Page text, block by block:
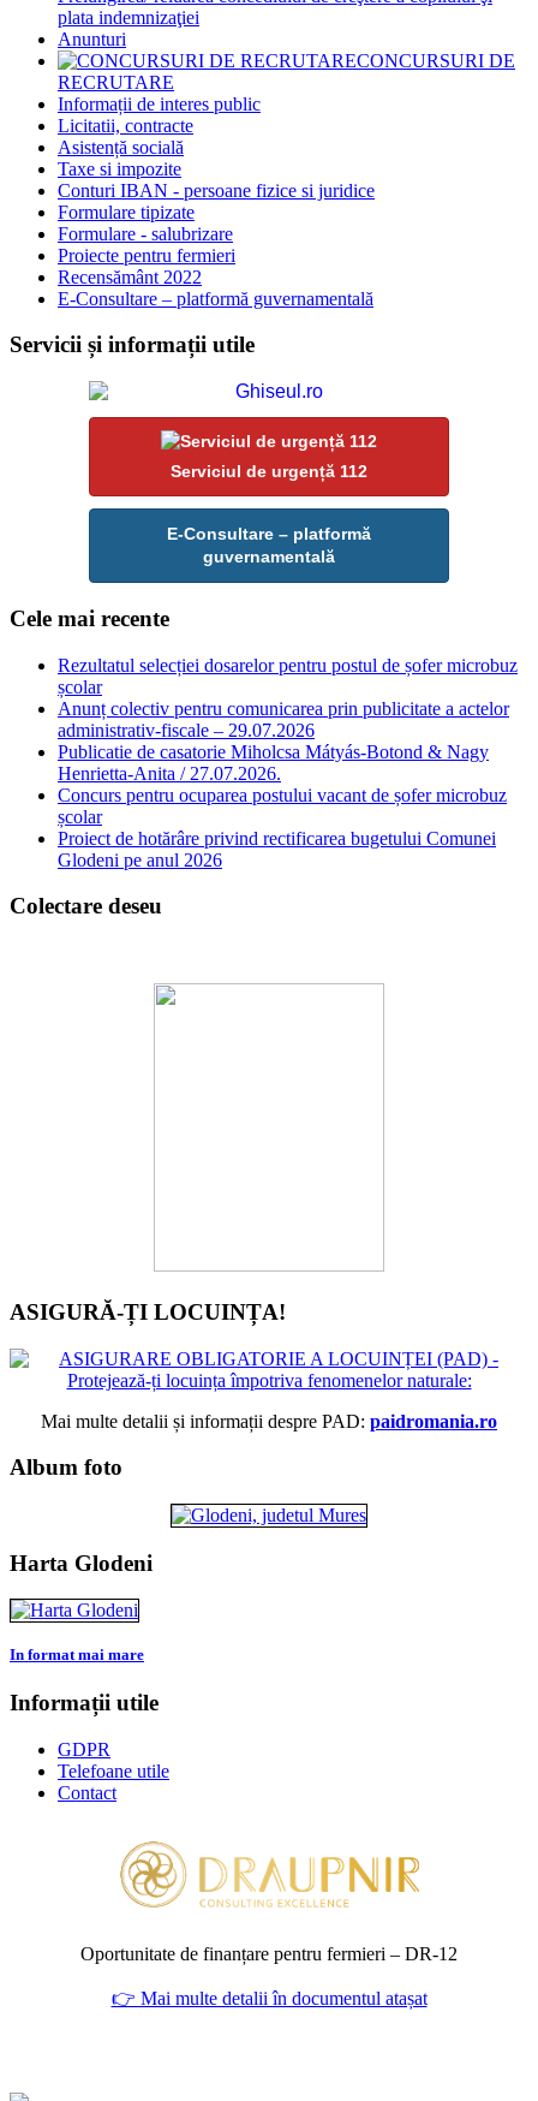
plata indemnizaţiei
Anunturi
CONCURSURI DE
RECRUTARE
Informații de interes public
Licitatii, contracte
Asistență socială
Taxe si impozite
Conturi IBAN - persoane fizice si juridice
Formulare tipizate
Formulare - salubrizare
Proiecte pentru fermieri
Recensământ 2022
E-Consultare – platformă guvernamentală
Servicii și informații utile
Serviciul de urgență 112
E-Consultare – platformă
guvernamentală
Cele mai recente
Rezultatul selecției dosarelor pentru postul de șofer microbuz
școlar
Anunț colectiv pentru comunicarea prin publicitate a actelor
administrativ-fiscale – 29.07.2026
Publicatie de casatorie Miholcsa Mátyás-Botond & Nagy
Henrietta-Anita / 27.07.2026.
Concurs pentru ocuparea postului vacant de șofer microbuz
școlar
Proiect de hotărâre privind rectificarea bugetului Comunei
Glodeni pe anul 2026
Colectare deseu
ASIGURĂ-ȚI LOCUINȚA!
Mai multe detalii și informații despre PAD: paidromania.ro
Album foto
Harta Glodeni
In format mai mare
Informații utile
GDPR
Telefoane utile
Contact
Oportunitate de finanțare pentru fermieri – DR‑12
👉 Mai multe detalii în documentul atașat